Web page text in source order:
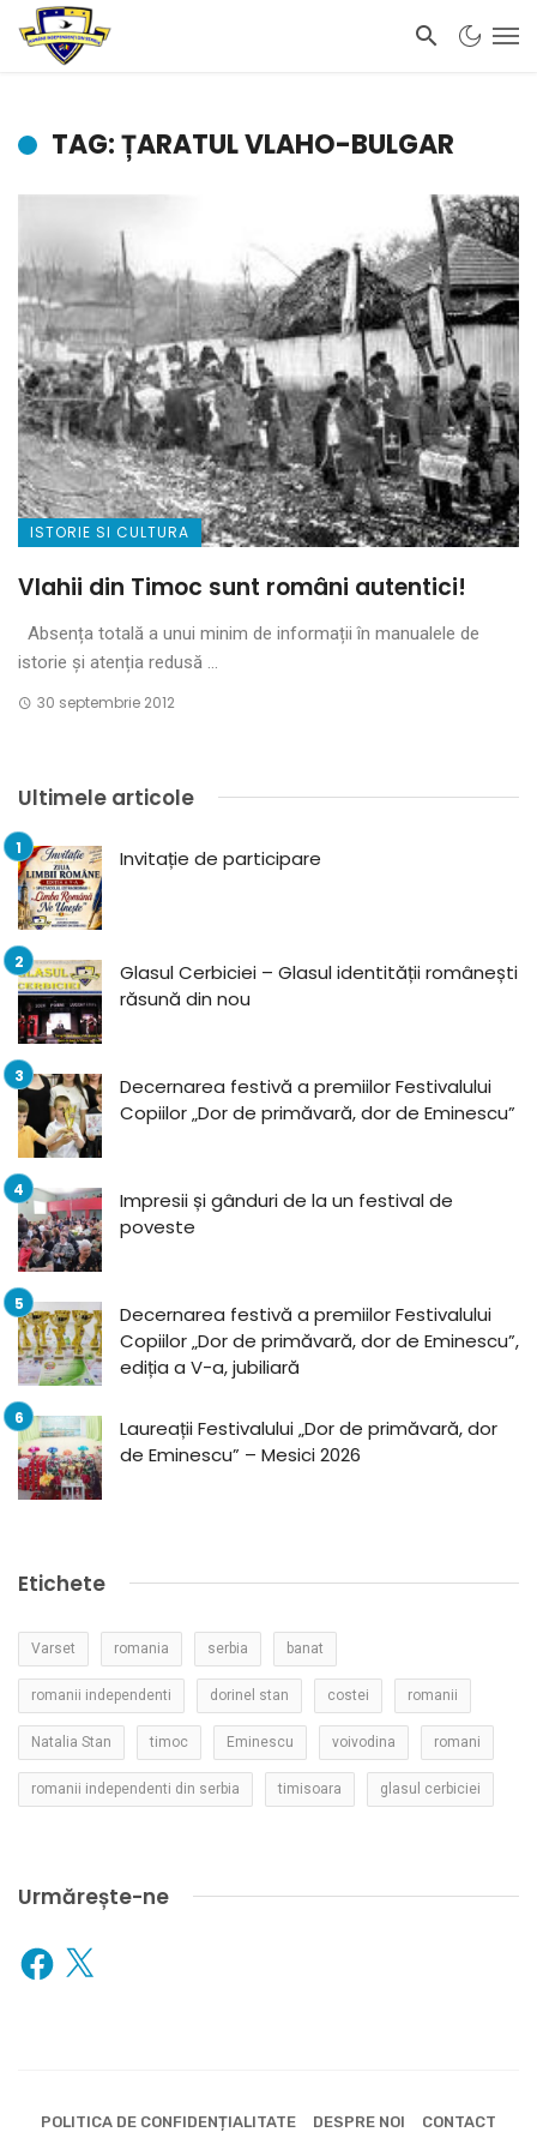
TAG: ȚARATUL VLAHO-BULGAR
ISTORIE SI CULTURA
Vlahii din Timoc sunt români autentici!
Absența totală a unui minim de informații în manualele de
istorie și atenția redusă ...
30 septembrie 2012
Ultimele articole
Invitație de participare
Glasul Cerbiciei – Glasul identității românești
răsună din nou
Decernarea festivă a premiilor Festivalului
Copiilor „Dor de primăvară, dor de Eminescu”
Impresii și gânduri de la un festival de
poveste
Decernarea festivă a premiilor Festivalului
Copiilor „Dor de primăvară, dor de Eminescu”,
ediția a V-a, jubiliară
Laureații Festivalului „Dor de primăvară, dor
de Eminescu” – Mesici 2026
Etichete
Varset romania serbia banat
romanii independenti dorinel stan costei romanii
Natalia Stan timoc Eminescu voivodina romani
romanii independenti din serbia timisoara glasul cerbiciei
Urmărește-ne
Facebook
X
POLITICA DE CONFIDENȚIALITATE DESPRE NOI CONTACT